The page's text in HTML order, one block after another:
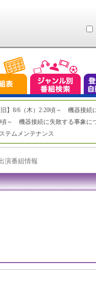
旧】8/6（木）2:20頃～ 機器接続
頃～ 機器接続に失敗する事象に
テムメンテナンス
演番組情報